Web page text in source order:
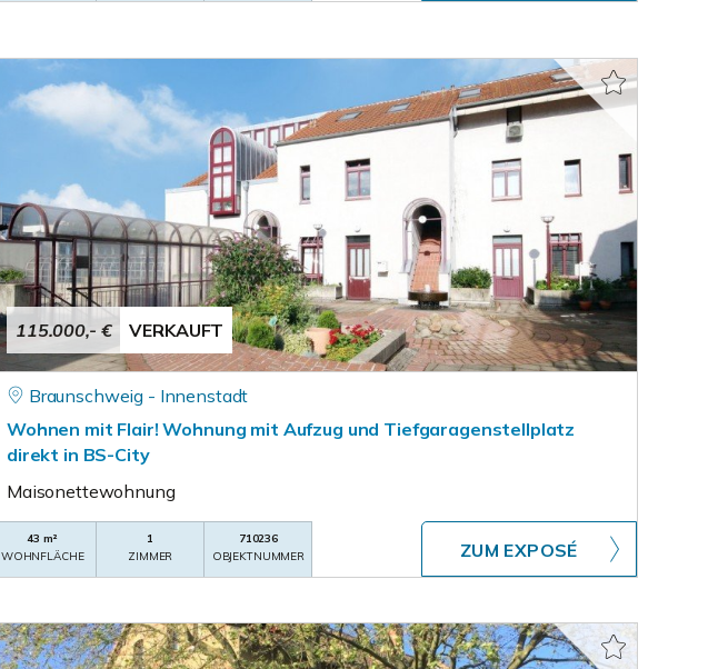
115.000,- € VERKAUFT
Braunschweig - Innenstadt
Wohnen mit Flair! Wohnung mit Aufzug und Tiefgaragenstellplatz
direkt in BS-City
Maisonettewohnung
43 m²
WOHNFLÄCHE
1
ZIMMER
710236
OBJEKTNUMMER
ZUM EXPOSÉ